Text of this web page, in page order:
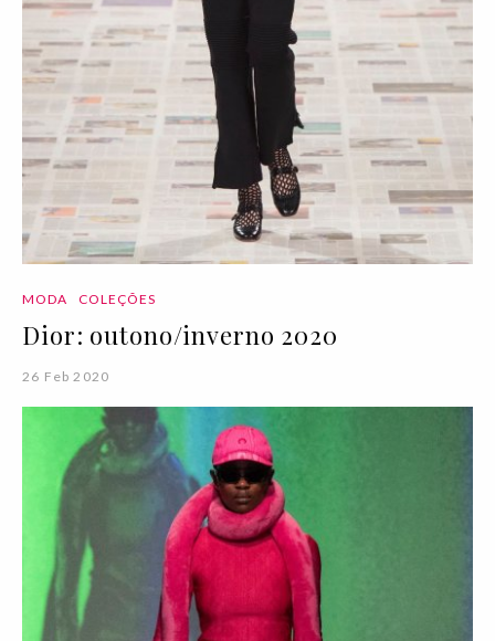
MODA COLEÇÕES
Dior: outono/inverno 2020
26 Feb 2020